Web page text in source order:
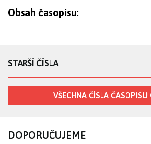
Obsah časopisu:
STARŠÍ ČÍSLA
VŠECHNA ČÍSLA ČASOPISU
DOPORUČUJEME